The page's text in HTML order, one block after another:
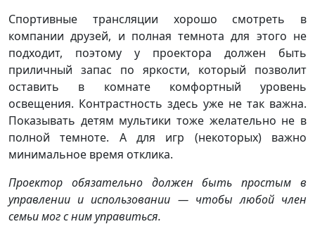
Спортивные трансляции хорошо смотреть в
компании друзей, и полная темнота для этого не
подходит, поэтому у проектора должен быть
приличный запас по яркости, который позволит
оставить в комнате комфортный уровень
освещения. Контрастность здесь уже не так важна.
Показывать детям мультики тоже желательно не в
полной темноте. А для игр (некоторых) важно
минимальное время отклика.
Проектор обязательно должен быть простым в
управлении и использовании — чтобы любой член
семьи мог с ним управиться.